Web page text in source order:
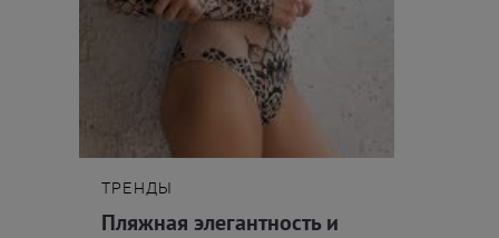
ТРЕНДЫ
Пляжная элегантность и